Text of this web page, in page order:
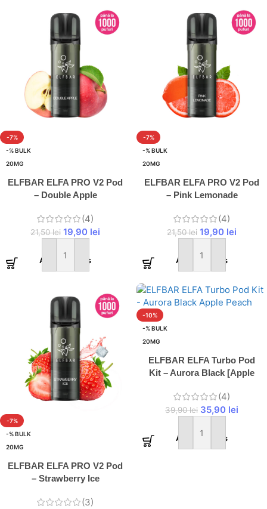
-7%
-% BULK
20MG
ELFBAR ELFA PRO V2 Pod
– Double Apple
(4)
21,50lei 19,90 lei
Adaugă în coș
-7%
-% BULK
20MG
ELFBAR ELFA PRO V2 Pod
– Pink Lemonade
(4)
21,50lei 19,90 lei
Adaugă în coș
-7%
-% BULK
20MG
ELFBAR ELFA PRO V2 Pod
– Strawberry Ice
(3)
-10%
-% BULK
20MG
ELFBAR ELFA Turbo Pod
Kit – Aurora Black [Apple
(4)
39,90lei 35,90 lei
Adaugă în coș